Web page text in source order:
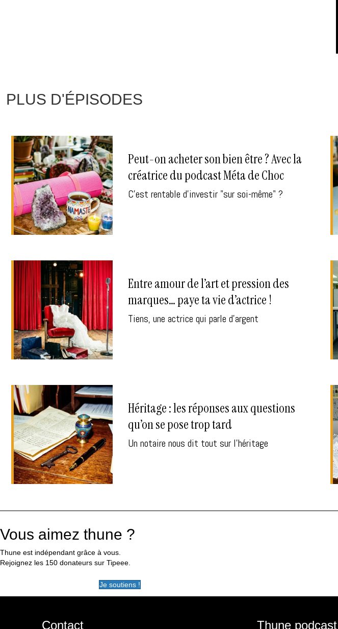
PLUS D'ÉPISODES
Peut-on acheter son bien être ? Avec la
créatrice du podcast Méta de Choc
C'est rentable d’investir "sur soi-même" ?
Entre amour de l’art et pression des
marques… paye ta vie d’actrice !
Tiens, une actrice qui parle d'argent
Héritage : les réponses aux questions
qu’on se pose trop tard
Un notaire nous dit tout sur l'héritage
Vous aimez thune ?
Thune est indépendant grâce à vous.
Rejoignez les 150 donateurs sur Tipeee.
Je soutiens !
Contact Thune podcast